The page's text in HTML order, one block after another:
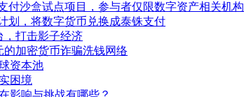
付沙盒试点项目，参与者仅限数字资产相关机构
划，将数字货币兑换成泰铢支付
，打击影子经济
的加密货币诈骗洗钱网络
资本池
困境